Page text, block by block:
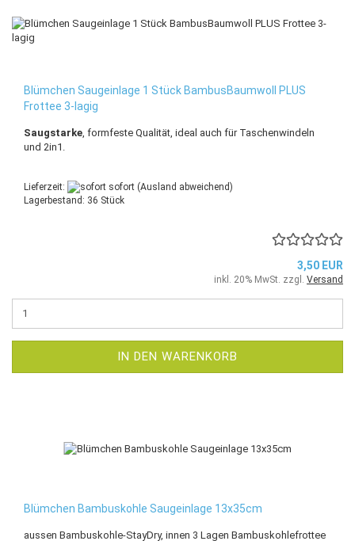
Blümchen Saugeinlage 1 Stück BambusBaumwoll PLUS
Frottee 3-lagig
Saugstarke , formfeste Qualität, ideal auch für Taschenwindeln
und 2in1.
Lieferzeit: sofort (Ausland abweichend)
Lagerbestand: 36 Stück
3,50 EUR
inkl. 20% MwSt. zzgl. Versand
IN DEN WARENKORB
Blümchen Bambuskohle Saugeinlage 13x35cm
aussen Bambuskohle-StayDry, innen 3 Lagen Bambuskohlefrottee